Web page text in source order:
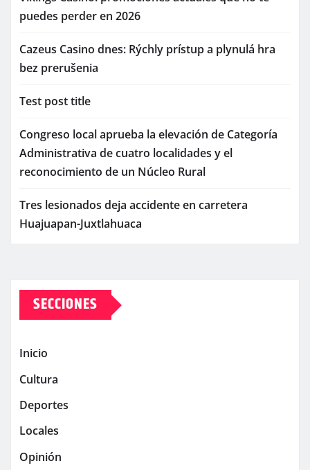
puedes perder en 2026
Cazeus Casino dnes: Rýchly prístup a plynulá hra
bez prerušenia
Test post title
Congreso local aprueba la elevación de Categoría
Administrativa de cuatro localidades y el
reconocimiento de un Núcleo Rural
Tres lesionados deja accidente en carretera
Huajuapan-Juxtlahuaca
SECCIONES
Inicio
Cultura
Deportes
Locales
Opinión